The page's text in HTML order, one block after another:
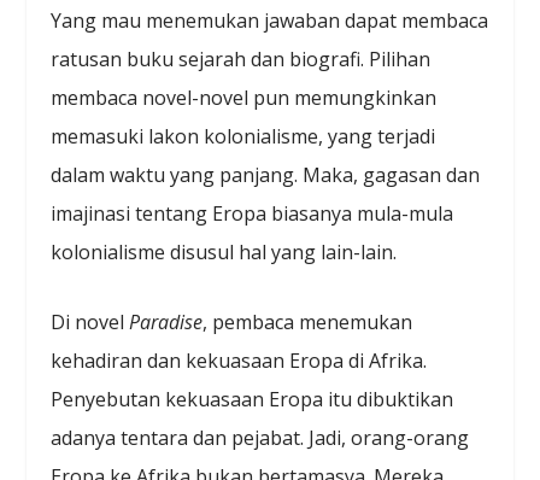
Yang mau menemukan jawaban dapat membaca
ratusan buku sejarah dan biografi. Pilihan
membaca novel-novel pun memungkinkan
memasuki lakon kolonialisme, yang terjadi
dalam waktu yang panjang. Maka, gagasan dan
imajinasi tentang Eropa biasanya mula-mula
kolonialisme disusul hal yang lain-lain.
Di novelParadise, pembaca menemukan
kehadiran dan kekuasaan Eropa di Afrika.
Penyebutan kekuasaan Eropa itu dibuktikan
adanya tentara dan pejabat. Jadi, orang-orang